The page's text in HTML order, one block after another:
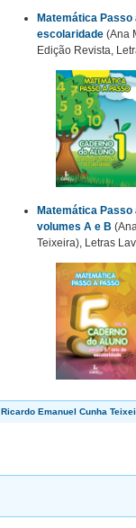
Matemática Passo
escolaridade (Ana
Edição Revista,
Matemática Passo
volumes A e B
Teixeira), Letras
Ricardo Emanuel Cunha